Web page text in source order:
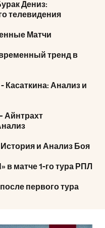
Дениз:
телевидения
Матчи
тренд в
Касаткина: Анализ и
Айнтрахт
и Анализ Боя
в матче 1-го тура РПЛ
первого тура